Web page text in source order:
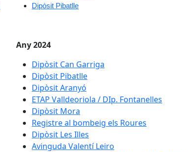
Dipòsit Pibatlle
Any 2024
Dipòsit Can Garriga
Dipòsit Pibatlle
Dipòsit Aranyó
ETAP Valldeoriola / DIp. Fontanelles
Dipòsit Mora
Registre al bombeig els Roures
Dipòsit Les Illes
Avinguda Valentí Leiro